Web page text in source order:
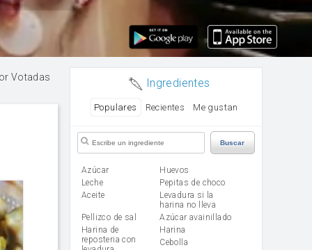
Votadas Ingredientes
Populares Recientes Me gustan
Buscar
Azúcar
huevos
leche
Pepitas de choco
aceite
Levadura si la
harina no lleva
Pellizco de sal
Azúcar avainillado
Harina de
reposteria con
harina
cebolla